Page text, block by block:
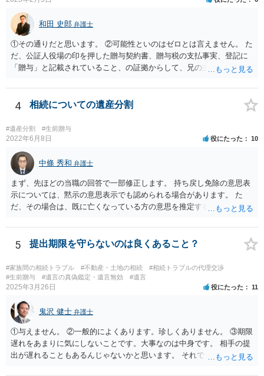
和田 史郎 弁護士
①その通りだと思います。 ②可能性といのはゼロとは言えません。 た
だ、公証人役場の印を押した贈与契約書、贈与税の支払事実、登記に
「贈与」と記載されていること、の証拠からして、兄の主張は通らな
わなければ、遺産分割調停を申し立てて進めるのがベターのような気
がしますね。
4 相続についての遺産分割
#遺産分割 #生前贈与
2022年6月8日 役にたった 10
中條 秀和 弁護士
まず、先ほどの当職の回答で一部修正します。 持ち戻し免除の意思表
示については、黙示の意思表示でも認められる場合があります。 た
だ、その場合は、既に亡くなっている方の意思を推定することになり
持ち戻し免除の意思表示は書面で明確にしておいていただくべきとい
う結論は変わりません。 誤解を与えるような回答でした。失礼しまし
た。 文言については、「〇〇に対する生前贈与による特別受益の持ち
戻しをすべて免除する」というのがオーソドックスなものですが、ご
心配ならば、弁護士のところに行って、特別受益となりそうな贈与に
ついて説明した上で、適切な文言についてご相談してみてはいかがで
しょうか。
5 提出期限を守らないのは良くあること？
#家族間の相続トラブル #不動産・土地の相続
#相続トラブルの代理交渉
#生前贈与
#遺言の真偽鑑定・遺言無効 #遺言
2025年3月26日 役にたった 11
鬼沢 健士 弁護士
①与えません。 ②一般的によくあります。珍しくありません。 ③期限
遅れをあまりに気にしないことです。大事なのは中身です。 相手の提
出が遅れることもあるんじゃないかと思います。 それでもあなた有利